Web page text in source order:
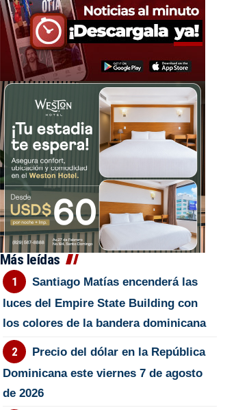
Más leídas
Santiago Matías encenderá las
luces del Empire State Building con
los colores de la bandera dominicana
Precio del dólar en la República
Dominicana este viernes 7 de agosto
de 2026